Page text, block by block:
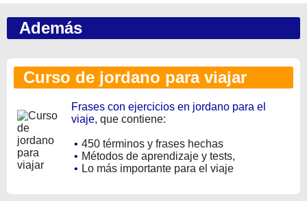
Además
Curso de jordano para viajar
Frases con ejercicios en jordano para el
viaje, que contiene:
• 450 términos y frases hechas
• Métodos de aprendizaje y tests,
• Lo más importante para el viaje